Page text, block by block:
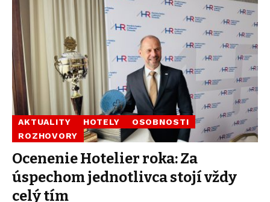
AKTUALITY HOTELY
OSOBNOSTI
ROZHOVORY
Ocenenie Hotelier roka: Za
úspechom jednotlivca stojí vždy
celý tím